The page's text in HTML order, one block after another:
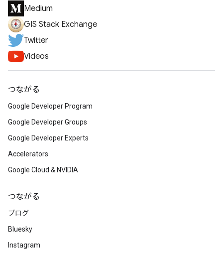
Medium
GIS Stack Exchange
Twitter
Videos
つながる
Google Developer Program
Google Developer Groups
Google Developer Experts
Accelerators
Google Cloud & NVIDIA
つながる
ブログ
Bluesky
Instagram